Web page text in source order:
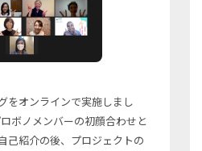
をオンラインで実施しまし
ボノメンバーの初顔合わせと
己紹介の後、プロジェクトの